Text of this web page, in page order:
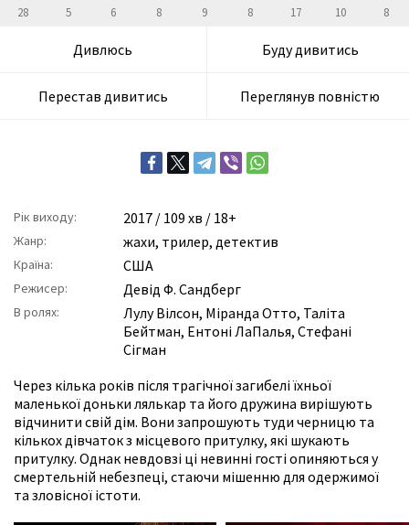
28 5 6 8 9 8 17 10 8
Дивлюсь Буду дивитись
Перестав дивитись Переглянув повністю
Рік виходу: 2017 / 109 хв / 18+
Жанр: жахи, трилер, детектив
Країна: США
Режисер: Девід Ф. Сандберг
В ролях: Лулу Вілсон, Міранда Отто, Таліта
Бейтман, Ентоні ЛаПалья, Стефані
Сігман
Через кілька років після трагічної загибелі їхньої
маленької доньки лялькар та його дружина вирішують
відчинити свій дім. Вони запрошують туди черницю та
кількох дівчаток з місцевого притулку, які шукають
притулку. Однак невдовзі ці невинні гості опиняються у
смертельній небезпеці, стаючи мішенню для одержимої
та зловісної істоти.